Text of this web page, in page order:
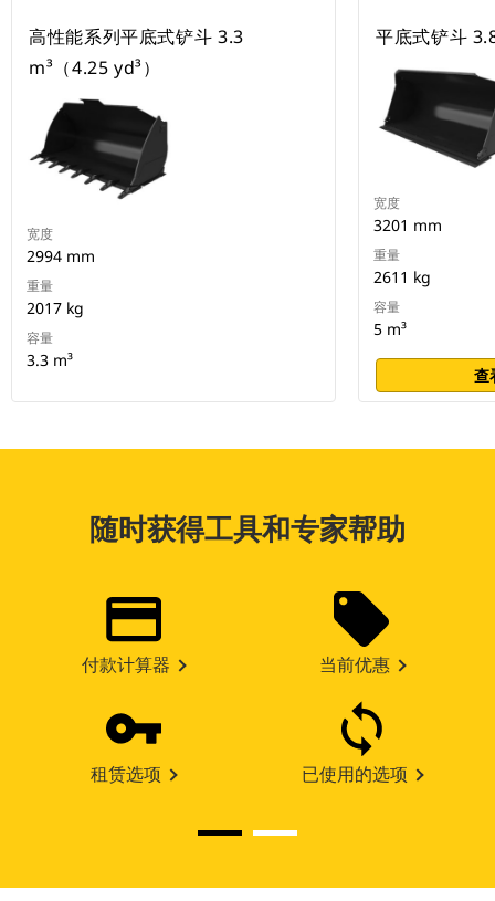
高性能系列平底式铲斗 3.3
m³（4.25 yd³）
宽度
2994 mm
重量
2017 kg
容量
3.3 m³
平底式铲斗
宽度
3201 mm
重量
2611 kg
容量
5 m³
查
随时获得工具和专家帮助
付款计算器 当前优惠
租赁选项 已使用的选项